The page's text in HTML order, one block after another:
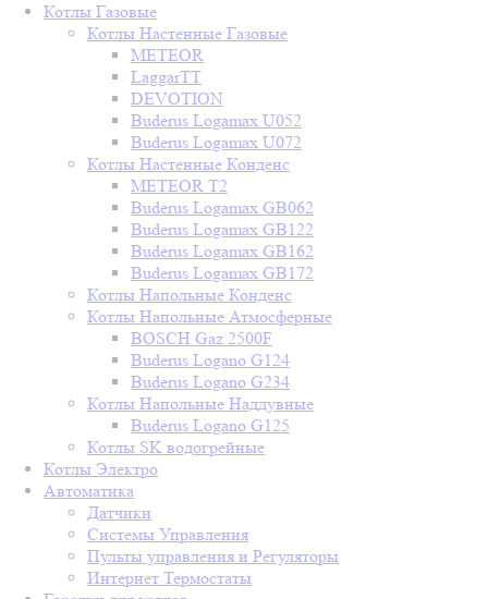
Котлы Газовые
Котлы Настенные Газовые
METEOR
LaggarTT
DEVOTION
Buderus Logamax U052
Buderus Logamax U072
Котлы Настенные Конденс
METEOR T2
Buderus Logamax GB062
Buderus Logamax GB122
Buderus Logamax GB162
Buderus Logamax GB172
Котлы Напольные Конденс
Котлы Напольные Атмосферные
BOSCH Gaz 2500F
Buderus Logano G124
Buderus Logano G234
Котлы Напольные Наддувные
Buderus Logano G125
Котлы SK водогрейные
Котлы Электро
Автоматика
Датчики
Системы Управления
Пульты управления и Регуляторы
Интернет Термостаты